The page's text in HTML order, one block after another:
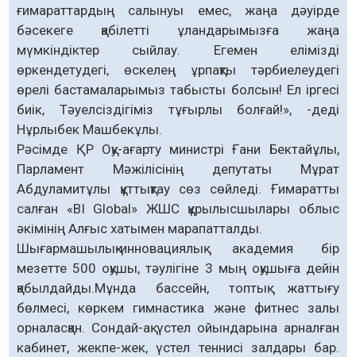
ғимараттардың салынуы емес, жаңа дәуірде
бәсекеге қабілетті ұландарымызға жаңа
мүмкіндіктер сыйлау. Егемен елімізді
өркендетудегі, өскелең ұрпақты тәрбиелеудегі
өрелі бастамаларымыз табысты болсын! Ел іргесі
биік, Тәуелсіздігіміз тұғырлы болғай!», -деді
Нұрлыбек Машбекұлы.
Рәсімде ҚР Оқу-ағарту министрі Ғани Бектайұлы,
Парламент Мәжілісінің депутаты Мұрат
Абдуламитұлы құттықтау сөз сөйледі. Ғимаратты
салған «BI Global» ЖШС құрылысшылары облыс
әкімінің Алғыс хатымен марапатталды.
Шығармашылық-инновациялық академия бір
мезетте 500 оқушы, тәулігіне 3 мың оқушыға дейін
қабылдайды.Мұнда бассейн, топтық жаттығу
бөлмесі, көркем гимнастика және фитнес залы
орналасқан. Сондай-ақ үстел ойындарына арналған
кабинет, жекпе-жек, үстел теннисі залдары бар.